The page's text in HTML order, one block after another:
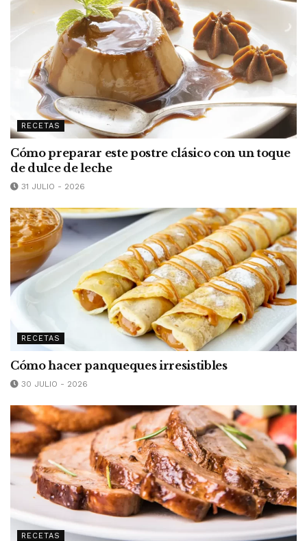
RECETAS
Cómo preparar este postre clásico con un toque
de dulce de leche
31 JULIO - 2026
RECETAS
Cómo hacer panqueques irresistibles
30 JULIO - 2026
RECETAS